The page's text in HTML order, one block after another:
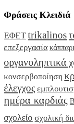
Φράσεις Κλειδιά
ΕΦΕΤ trikalinos
επεξεργασία
οργανοληπτικά
κονσερβοποίηση
έλεγχος
ημέρα καρδιάς
σχολείο σχολική